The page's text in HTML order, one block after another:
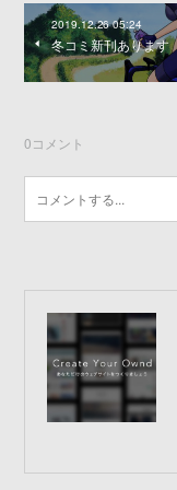
2019.12.26 05:24
冬コミ新刊あります
0コメント